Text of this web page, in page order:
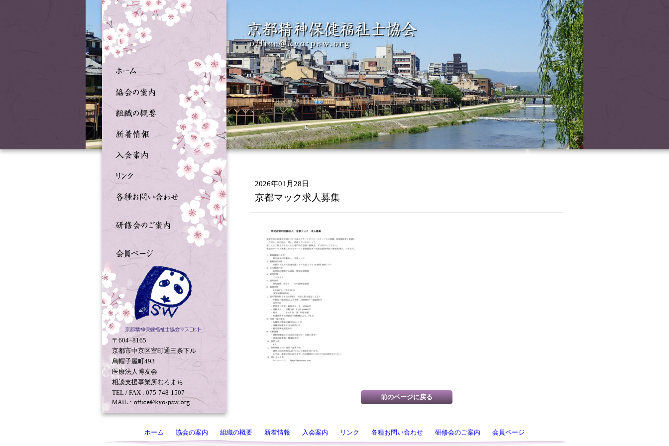
〒604−8165
京都市中京区室町通三条下ル
烏帽子屋町493
医療法人博友会
相談支援事業所むろまち
TEL / FAX : 075-748-1507
2026年01月28日
京都マック求人募集
ホーム 協会の案内 組織の概要 新着情報 入会案内 リンク 各種お問い合わせ 研修会のご案内 会員ページ